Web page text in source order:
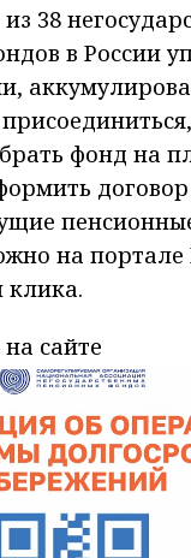
38
в России
фонд на
на портале
клика.
сайте